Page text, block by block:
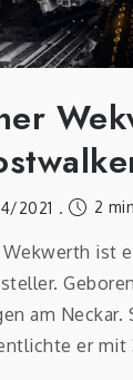
2021 2
Wekwerth ist
am Neckar.
er mit